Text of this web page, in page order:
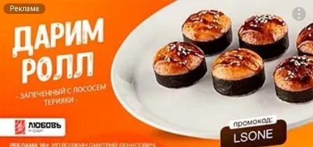
Реклама